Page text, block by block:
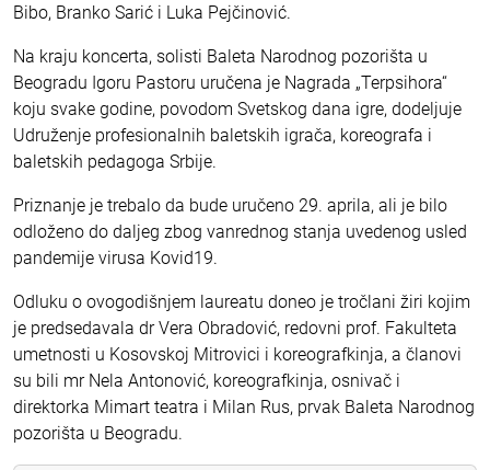
Bibo, Branko Sarić i Luka Pejčinović.
Na kraju koncerta, solisti Baleta Narodnog pozorišta u
Beogradu Igoru Pastoru uručena je Nagrada „Terpsihora“
koju svake godine, povodom Svetskog dana igre, dodeljuje
Udruženje profesionalnih baletskih igrača, koreografa i
baletskih pedagoga Srbije.
Priznanje je trebalo da bude uručeno 29. aprila, ali je bilo
odloženo do daljeg zbog vanrednog stanja uvedenog usled
pandemije virusa Kovid19.
Odluku o ovogodišnjem laureatu doneo je tročlani žiri kojim
je predsedavala dr Vera Obradović, redovni prof. Fakulteta
umetnosti u Kosovskoj Mitrovici i koreografkinja, a članovi
su bili mr Nela Antonović, koreografkinja, osnivač i
direktorka Mimart teatra i Milan Rus, prvak Baleta Narodnog
pozorišta u Beogradu.